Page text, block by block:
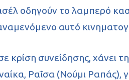
οδηγούν το λαμπερό
αυτό
συνείδησης, χάνει
Ραΐσα (Νούμι Ραπάς),